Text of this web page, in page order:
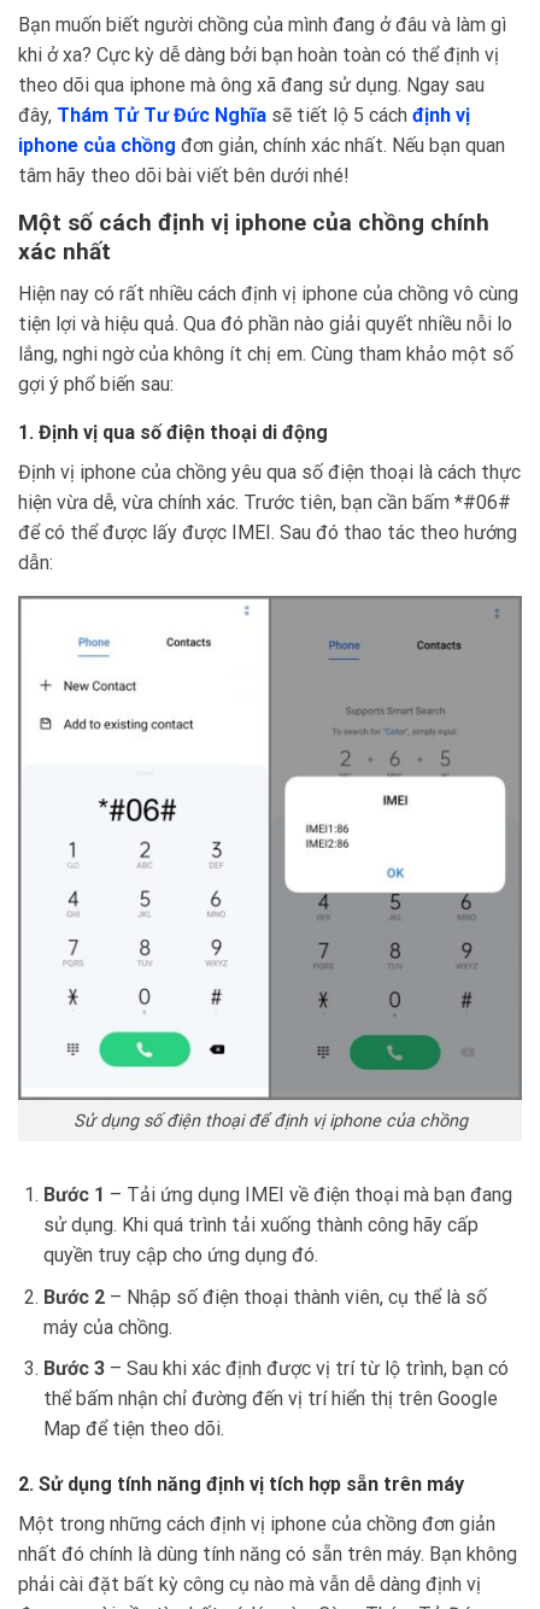
Bạn muốn biết người chồng của mình đang ở đâu và làm gì
khi ở xa? Cực kỳ dễ dàng bởi bạn hoàn toàn có thể định vị
theo dõi qua iphone mà ông xã đang sử dụng. Ngay sau
đây, Thám Tử Tư Đức Nghĩa sẽ tiết lộ 5 cách định vị
iphone của chồng đơn giản, chính xác nhất. Nếu bạn quan
tâm hãy theo dõi bài viết bên dưới nhé!
Một số cách định vị iphone của chồng chính
xác nhất
Hiện nay có rất nhiều cách định vị iphone của chồng vô cùng
tiện lợi và hiệu quả. Qua đó phần nào giải quyết nhiều nỗi lo
lắng, nghi ngờ của không ít chị em. Cùng tham khảo một số
gợi ý phổ biến sau:
1. Định vị qua số điện thoại di động
Định vị iphone của chồng yêu qua số điện thoại là cách thực
hiện vừa dễ, vừa chính xác. Trước tiên, bạn cần bấm *#06#
để có thể được lấy được IMEI. Sau đó thao tác theo hướng
dẫn:
Sử dụng số điện thoại để định vị iphone của chồng
Bước 1 – Tải ứng dụng IMEI về điện thoại mà bạn đang
sử dụng. Khi quá trình tải xuống thành công hãy cấp
quyền truy cập cho ứng dụng đó.
Bước 2– Nhập số điện thoại thành viên, cụ thể là số
máy của chồng.
Bước 3– Sau khi xác định được vị trí từ lộ trình, bạn có
thể bấm nhận chỉ đường đến vị trí hiển thị trên Google
Map để tiện theo dõi.
2. Sử dụng tính năng định vị tích hợp sẵn trên máy
Một trong những cách định vị iphone của chồng đơn giản
nhất đó chính là dùng tính năng có sẵn trên máy. Bạn không
phải cài đặt bất kỳ công cụ nào mà vẫn dễ dàng định vị